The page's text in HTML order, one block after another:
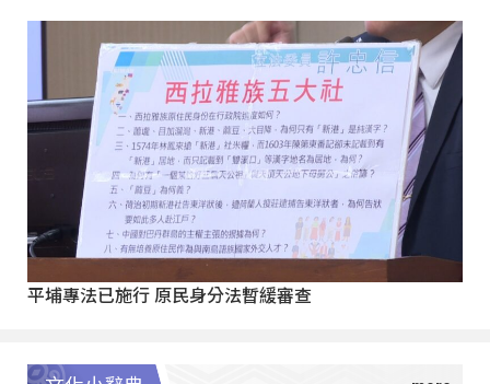
平埔專法已施行 原民身分法暫緩審查